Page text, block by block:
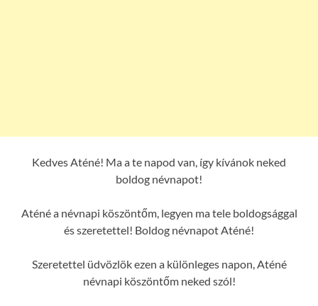
Kedves Aténé! Ma a te napod van, így kívánok neked
boldog névnapot!
Aténé a névnapi köszöntőm, legyen ma tele boldogsággal
és szeretettel! Boldog névnapot Aténé!
Szeretettel üdvözlök ezen a különleges napon, Aténé
névnapi köszöntőm neked szól!